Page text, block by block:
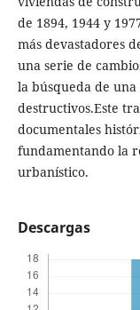
de 1894, 1944 y
más devastadores
una serie de
la búsqueda de una
destructivos.Este
documentales
fundamentando la
urbanístico.
Descargas